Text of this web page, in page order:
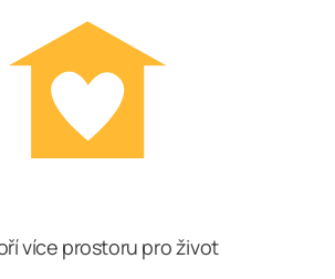
více prostoru pro život